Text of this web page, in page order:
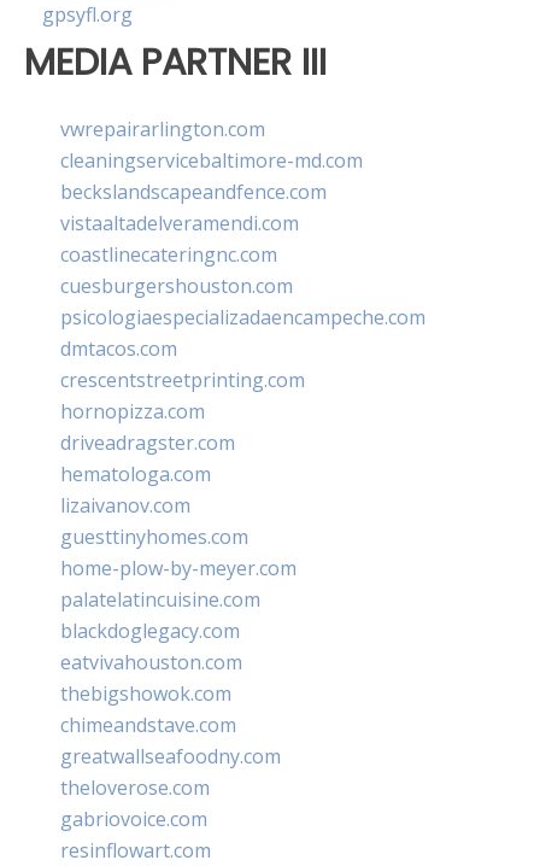
gpsyfl.org
MEDIA PARTNER III
vwrepairarlington.com
cleaningservicebaltimore-md.com
beckslandscapeandfence.com
vistaaltadelveramendi.com
coastlinecateringnc.com
cuesburgershouston.com
psicologiaespecializadaencampeche.com
dmtacos.com
crescentstreetprinting.com
hornopizza.com
driveadragster.com
hematologa.com
lizaivanov.com
guesttinyhomes.com
home-plow-by-meyer.com
palatelatincuisine.com
blackdoglegacy.com
eatvivahouston.com
thebigshowok.com
chimeandstave.com
greatwallseafoodny.com
theloverose.com
gabriovoice.com
resinflowart.com